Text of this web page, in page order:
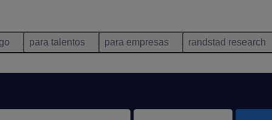
para talentos para empresas randstad research